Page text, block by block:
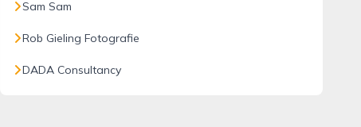
Sam Sam
Rob Gieling Fotografie
DADA Consultancy